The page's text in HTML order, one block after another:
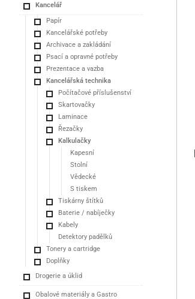
Kancelář
Papír
Kancelářské potřeby
Archivace a zakládání
Psací a opravné potřeby
Prezentace a vazba
Kancelářská technika
Počítačové příslušenství
Skartovačky
Laminace
Řezačky
Kalkulačky
Kapesní
Stolní
Vědecké
S tiskem
Tiskárny štítků
Baterie / nabíječky
Kabely
Detektory padělků
Tonery a cartridge
Doplňky
Drogerie a úklid
Obalové materiály a Gastro